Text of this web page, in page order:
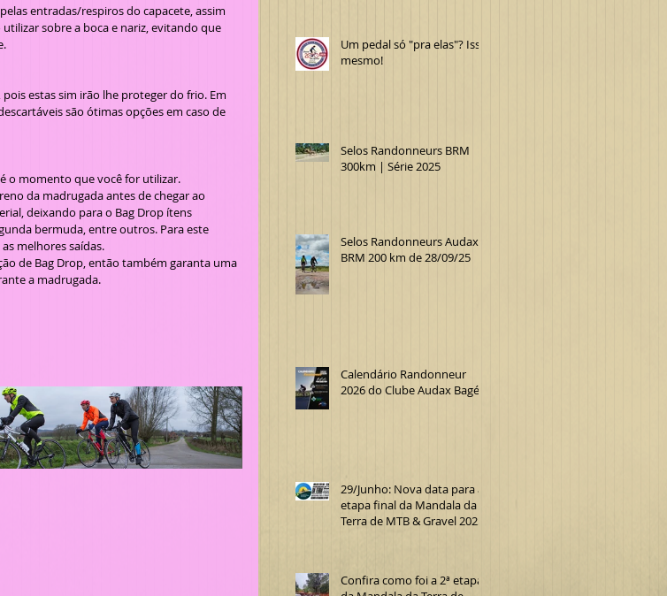
sobre a boca e nariz, evitando que
são ótimas opções em caso de
o momento que você for utilizar.
da madrugada antes de chegar ao
deixando para o Bag Drop ítens
bermuda, entre outros. Para este
melhores saídas.
de Bag Drop, então também garanta uma
a madrugada.
Um pedal só "pra elas"? Isso
mesmo!
Selos Randonneurs BRM
300km | Série 2025
Selos Randonneurs Audax
BRM 200 km de 28/09/25
Calendário Randonneur
2026 do Clube Audax Bagé
29/Junho: Nova data para a
etapa final da Mandala da
Terra de MTB & Gravel 2025
Confira como foi a 2ª etapa